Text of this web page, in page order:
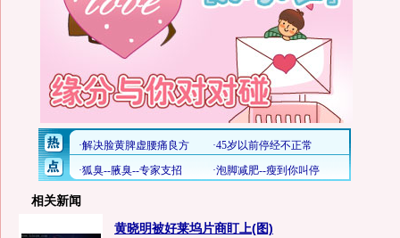
相关新闻
黄晓明被好莱坞片商盯上(图)